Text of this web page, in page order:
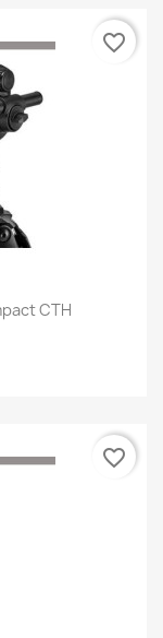
CTH
favorite_border
favorite_border